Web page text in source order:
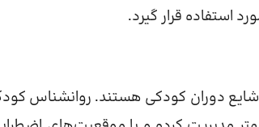
استفاده قرار گیرد.
شایع دوران کودکی هستند. روانشناس